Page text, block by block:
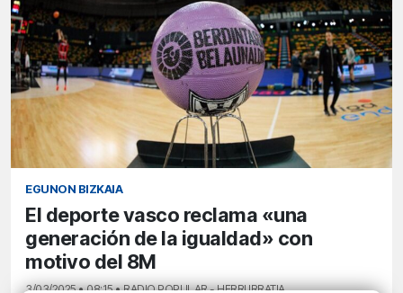
EGUNON BIZKAIA
El deporte vasco reclama «una
generación de la igualdad» con
motivo del 8M
3/03/2025 • 08:15 • RADIO POPULAR - HERRI IRRATIA